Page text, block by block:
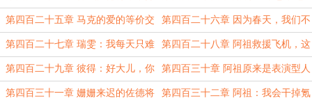
的就是他！ 就是儿媳妇？
第四百二十五章 马克的爱的等价交
换
第四百二十六章 因为春天，我们不
会梦见死亡
第四百二十七章 瑞雯：我每天只难
过一次
第四百二十八章 阿祖救援飞机，这
次不一样
第四百二十九章 彼得：好大儿，你
们才是真正的英雄
第四百三十章 阿祖原来是表演型人
格！
第四百三十一章 姗姗来迟的佐德将 第四百三十二章 阿祖：我会干掉氪